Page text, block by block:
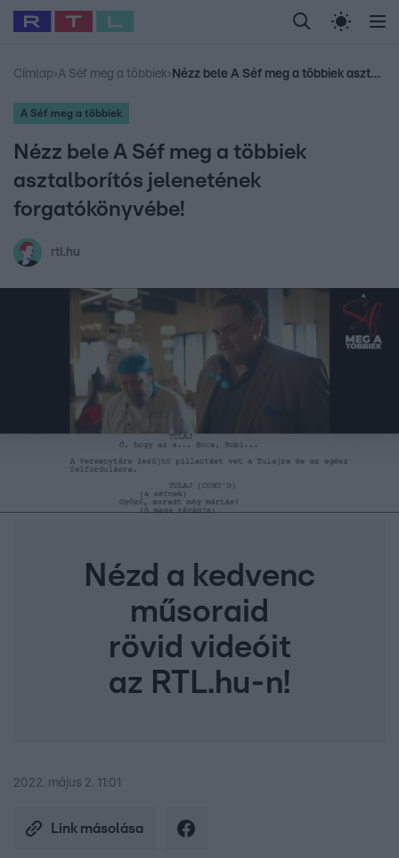
Legfrissebb RTL Híradó Randi Celeb vagyok,
Babits Marcella Most Wanted Gallusz
Címlap›A Séf meg a többiek› Nézz bele A Séf meg a többiek asztalborítós jelenetének forgatókönyvébe!
A Séf meg a többiek
Nézz bele A Séf meg a többiek
asztalborítós jelenetének
forgatókönyvébe!
rtl.hu
Nézd a kedvenc
műsoraid
rövid videóit
az RTL.hu-n!
2022. május 2. 11:01
Link másolása